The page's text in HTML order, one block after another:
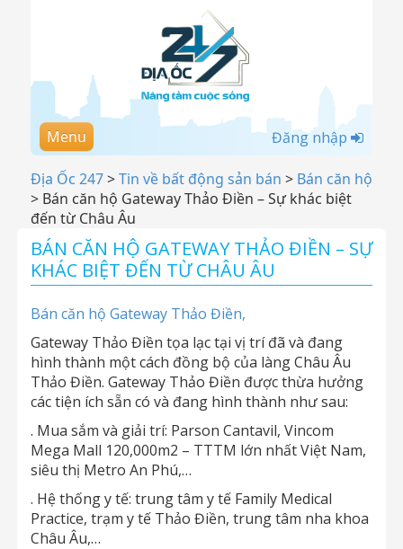
Menu Đăng nhập
Địa Ốc 247>Tin về bất động sản bán > Bán căn hộ
> Bán căn hộ Gateway Thảo Điền – Sự khác biệt
đến từ Châu Âu
BÁN CĂN HỘ GATEWAY THẢO ĐIỀN – SỰ
KHÁC BIỆT ĐẾN TỪ CHÂU ÂU
Bán căn hộ Gateway Thảo Điền,
Gateway Thảo Điền tọa lạc tại vị trí đã và đang
hình thành một cách đồng bộ của làng Châu Âu
Thảo Điền. Gateway Thảo Điền được thừa hưởng
các tiện ích sẵn có và đang hình thành như sau:
. Mua sắm và giải trí: Parson Cantavil, Vincom
Mega Mall 120,000m2 – TTTM lớn nhất Việt Nam,
siêu thị Metro An Phú,…
. Hệ thống y tế: trung tâm y tế Family Medical
Practice, trạm y tế Thảo Điền, trung tâm nha khoa
Châu Âu,…